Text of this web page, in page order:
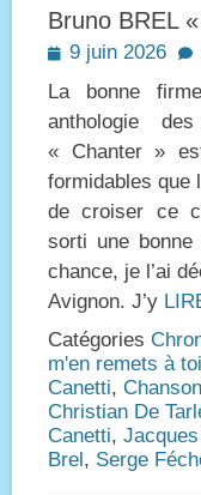
Bruno BREL
Posted
9 juin 2026
La bonne
anthologie
« Chanter »
formidables que
de croiser ce
sorti une bonne
chance, je l’ai
Avignon. J’y
Catégories
m'en remets à
Canetti,
Christian De
Canetti,
Brel, Serge